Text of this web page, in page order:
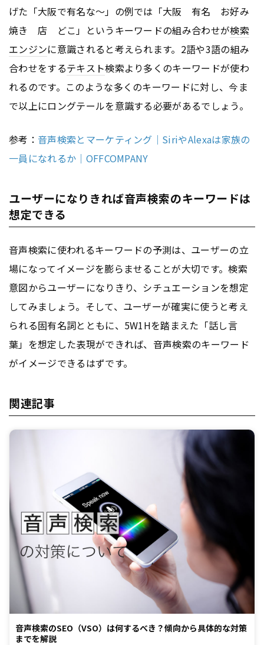
げた「大阪で有名な～」の例では「大阪 有名 お好み
焼き 店 どこ」というキーワードの組み合わせが検索
エンジンに意識されると考えられます。2語や3語の組み
合わせをするテキスト検索より多くのキーワードが使わ
れるのです。このような多くのキーワードに対し、今ま
で以上にロングテールを意識する必要があるでしょう。
参考： 音声検索とマーケティング｜SiriやAlexaは家族の
一員になれるか｜OFFCOMPANY
ユーザーになりきれば音声検索のキーワードは
想定できる
音声検索に使われるキーワードの予測は、ユーザーの立
場になってイメージを膨らませることが大切です。検索
意図からユーザーになりきり、シチュエーションを想定
してみましょう。そして、ユーザーが確実に使うと考え
られる固有名詞とともに、5W1Hを踏まえた「話し言
葉」を想定した表現ができれば、音声検索のキーワード
がイメージできるはずです。
関連記事
音声検索のSEO（VSO）は何するべき？傾向から具体的な対策
までを解説